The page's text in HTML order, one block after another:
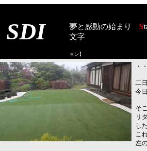
SDI 夢と感動の始まり S
文字
ョン】
・
二
今
そ
リ
し
こ
左